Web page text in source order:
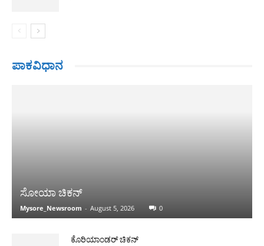
ಪಾಕವಿಧಾನ
ಸೋಯಾ ಚಿಕನ್
Mysore_Newsroom - August 5, 2026 0
ಕೊರಿಯಾಂಡರ್ ಚಿಕನ್